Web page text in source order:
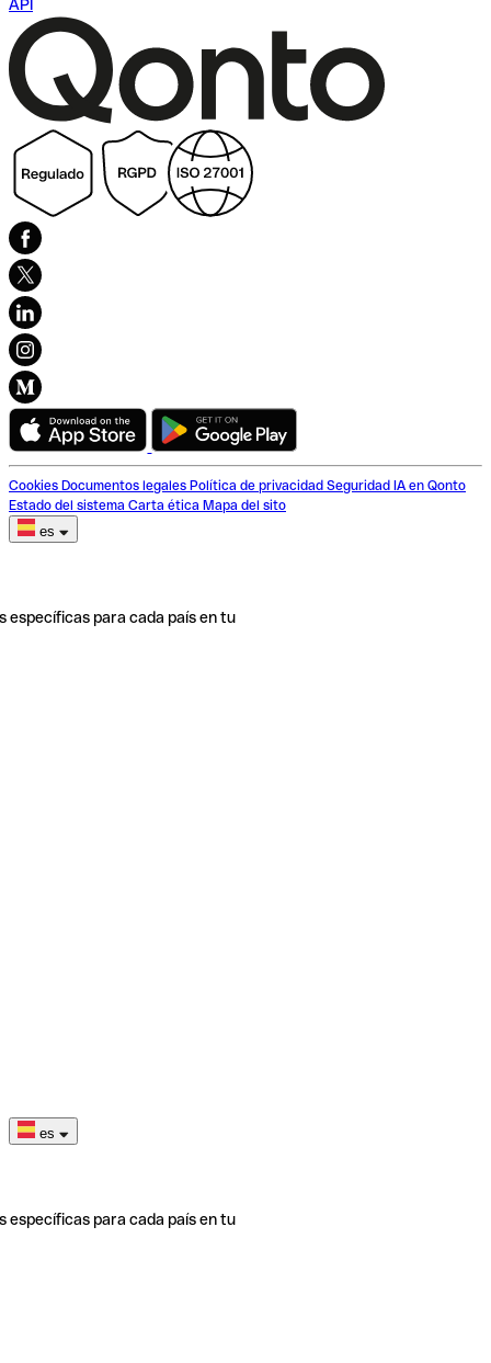
API
Cookies Documentos legales Política de privacidad Seguridad IA en Qonto
Estado del sistema Carta ética Mapa del sito
es
específicas para cada país en tu
es
específicas para cada país en tu